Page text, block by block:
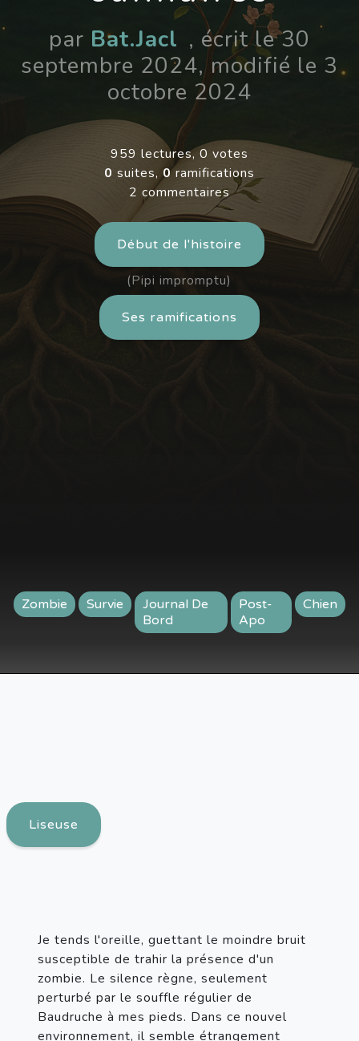
par Bat.Jacl , écrit le 30
septembre 2024, modifié le 3
octobre 2024
959 lectures, 0 votes
0 suites, 0ramifications
2 commentaires
Début de l'histoire
(Pipi impromptu)
Ses ramifications
Zombie Survie
Journal De
Bord
Post-
Apo
Chien
Liseuse
Je tends l'oreille, guettant le moindre bruit
susceptible de trahir la présence d'un
zombie. Le silence règne, seulement
perturbé par le souffle régulier de
Baudruche à mes pieds. Dans ce nouvel
environnement, il semble étrangement